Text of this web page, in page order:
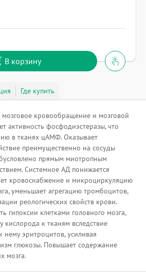
В корзину
Где купить
кровообращение и мозговой
активность фосфодиэстеразы, что
в тканях цАМФ. Оказывает
преимущественно на сосуды
прямым миотропным
Системное АД понижается
кровоснабжение и микроциркуляцию
уменьшает агрегацию тромбоцитов,
реологических свойств крови.
гипоксии клетками головного мозга,
кислорода к тканям вследствие
нему эритроцитов, усиливая
глюкозы. Повышает содержание
мозга.